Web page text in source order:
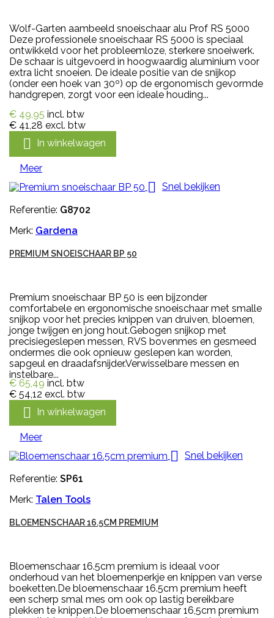
Wolf-Garten aambeeld snoeischaar alu Prof RS 5000
Deze professionele snoeischaar RS 5000 is speciaal
ontwikkeld voor het probleemloze, sterkere snoeiwerk.
De schaar is uitgevoerd in hoogwaardig aluminium voor
extra licht snoeien. De ideale positie van de snijkop
(onder een hoek van 30º) op de ergonomisch gevormde
handgrepen, zorgt voor een ideale houding...
€ 49,95 incl. btw
€ 41,28 excl. btw
 In winkelwagen
Meer
 Snel bekijken
Referentie: G8702
Merk: Gardena
PREMIUM SNOEISCHAAR BP 50
Premium snoeischaar BP 50 is een bijzonder
comfortabele en ergonomische snoeischaar met smalle
snijkop voor het precies knippen van druiven, bloemen,
jonge twijgen en jong hout.Gebogen snijkop met
precisiegeslepen messen, RVS bovenmes en gesmeed
ondermes die ook opnieuw geslepen kan worden,
sapgeul en draadafsnijder.Verwisselbare messen en
instelbare...
€ 65,49 incl. btw
€ 54,12 excl. btw
 In winkelwagen
Meer
 Snel bekijken
Referentie: SP61
Merk: Talen Tools
BLOEMENSCHAAR 16.5CM PREMIUM
Bloemenschaar 16.5cm premium is ideaal voor
onderhoud van het bloemenperkje en knippen van verse
boeketten.De bloemenschaar 16.5cm premium heeft
een scherp smal mes om ook op lastig bereikbare
plekken te knippen.De bloemenschaar 16,5cm premium